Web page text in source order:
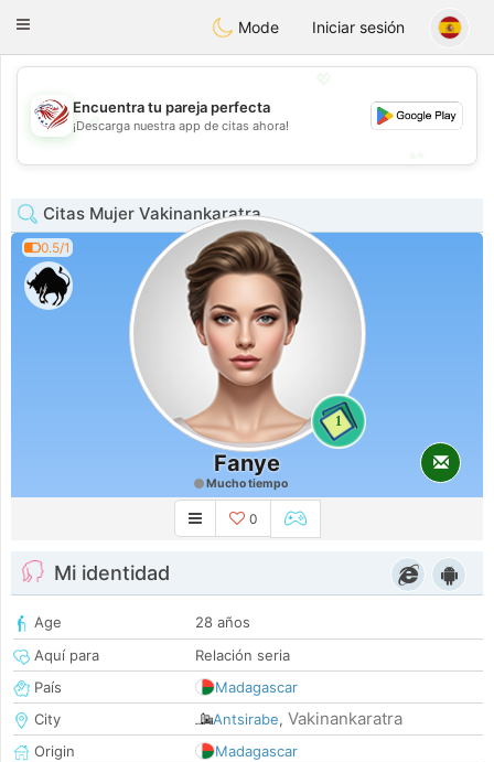
StatesDating
Toggle
Mode Iniciar sesión
💖
💕
Encuentra tu pareja perfecta
¡Descarga nuestra app de citas ahora!
Citas Mujer Vakinankaratra
0.5/1
1
Fanye
Mucho tiempo
0
Mi identidad
Age
28 años
Aquí para
Relación seria
País
Madagascar
City
Antsirabe, Vakinankaratra
Origin
Madagascar